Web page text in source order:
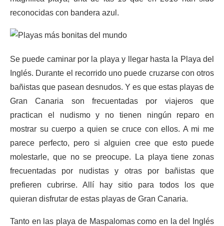
reconocidas con bandera azul.
Se puede caminar por la playa y llegar hasta la Playa del
Inglés. Durante el recorrido uno puede cruzarse con otros
bañistas que pasean desnudos. Y es que estas playas de
Gran Canaria son frecuentadas por viajeros que
practican el nudismo y no tienen ningún reparo en
mostrar su cuerpo a quien se cruce con ellos. A mi me
parece perfecto, pero si alguien cree que esto puede
molestarle, que no se preocupe. La playa tiene zonas
frecuentadas por nudistas y otras por bañistas que
prefieren cubrirse. Allí hay sitio para todos los que
quieran disfrutar de estas playas de Gran Canaria.
Tanto en las playa de Maspalomas como en la del Inglés